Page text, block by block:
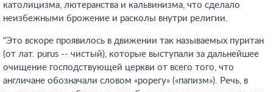
католицизма, лютеранства и кальвинизма, что сделало
неизбежными брожение и расколы внутри религии.
“Это вскоре проявилось в движении так называемых пуритан
(от лат. purus -- чистый), которые выступали за дальнейшее
очищение господствующей церкви от всего того, что
англичане обозначали словом «рорегу» («папизм»). Речь, в